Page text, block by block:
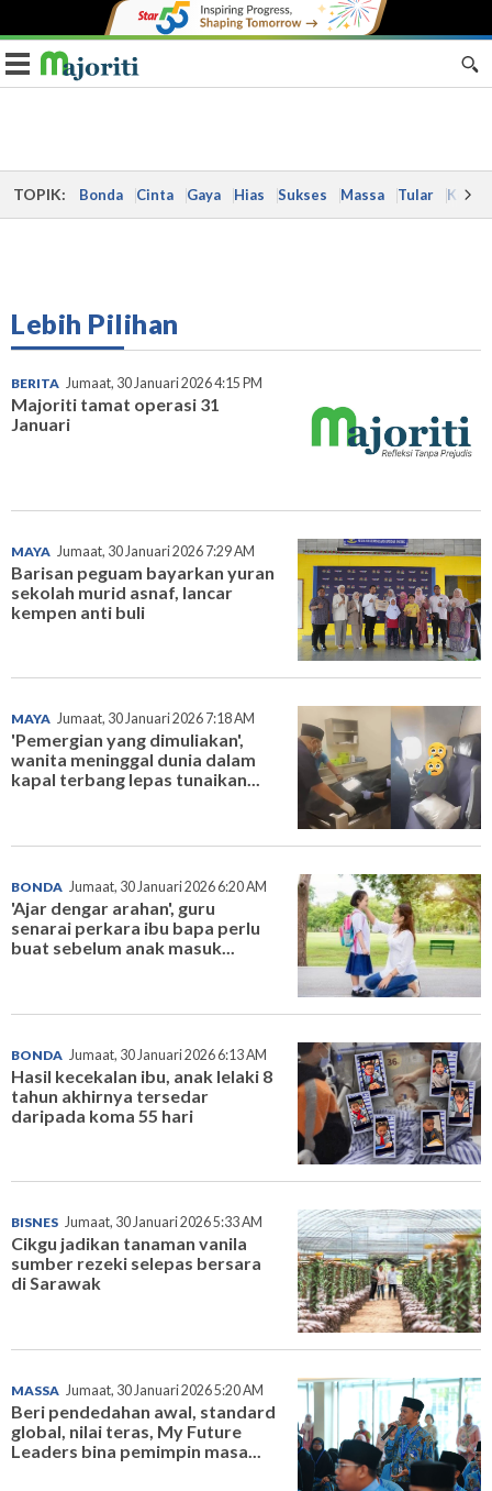
Toggle navigation
TOPIK: Bonda Cinta Gaya Hias Sukses Massa Tular Kes
Lebih Pilihan
BERITA Jumaat, 30 Januari 2026 4:15 PM
Majoriti tamat operasi 31
Januari
MAYA Jumaat, 30 Januari 2026 7:29 AM
Barisan peguam bayarkan yuran
sekolah murid asnaf, lancar
kempen anti buli
MAYA Jumaat, 30 Januari 2026 7:18 AM
'Pemergian yang dimuliakan',
wanita meninggal dunia dalam
kapal terbang lepas tunaikan...
BONDA Jumaat, 30 Januari 2026 6:20 AM
'Ajar dengar arahan', guru
senarai perkara ibu bapa perlu
buat sebelum anak masuk...
BONDA Jumaat, 30 Januari 2026 6:13 AM
Hasil kecekalan ibu, anak lelaki 8
tahun akhirnya tersedar
daripada koma 55 hari
BISNES Jumaat, 30 Januari 2026 5:33 AM
Cikgu jadikan tanaman vanila
sumber rezeki selepas bersara
di Sarawak
MASSA Jumaat, 30 Januari 2026 5:20 AM
Beri pendedahan awal, standard
global, nilai teras, My Future
Leaders bina pemimpin masa...